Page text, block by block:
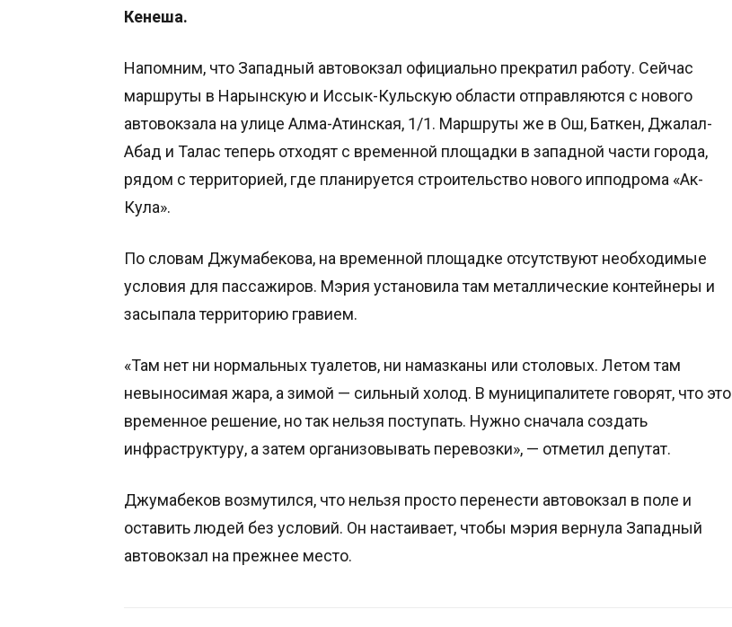
Кенеша.
Напомним, что Западный автовокзал официально прекратил работу. Сейчас
маршруты в Нарынскую и Иссык-Кульскую области отправляются с нового
автовокзала на улице Алма-Атинская, 1/1. Маршруты же в Ош, Баткен, Джалал-
Абад и Талас теперь отходят с временной площадки в западной части города,
рядом с территорией, где планируется строительство нового ипподрома «Ак-
Кула».
По словам Джумабекова, на временной площадке отсутствуют необходимые
условия для пассажиров. Мэрия установила там металлические контейнеры и
засыпала территорию гравием.
«Там нет ни нормальных туалетов, ни намазканы или столовых. Летом там
невыносимая жара, а зимой — сильный холод. В муниципалитете говорят, что это
временное решение, но так нельзя поступать. Нужно сначала создать
инфраструктуру, а затем организовывать перевозки», — отметил депутат.
Джумабеков возмутился, что нельзя просто перенести автовокзал в поле и
оставить людей без условий. Он настаивает, чтобы мэрия вернула Западный
автовокзал на прежнее место.